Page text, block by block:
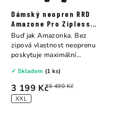
Dámský neopren RRD
Amazone Pro Zipless
4/3
3 199 Kč6 490 Kč
XXL
✓ Skladem (1 ks)
Buď jak Amazonka. Bez
zipová vlastnost neoprenu
poskytuje maximální